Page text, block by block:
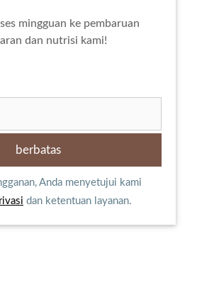
mingguan ke pembaruan
dan nutrisi kami!
Anda menyetujui kami
dan ketentuan layanan.